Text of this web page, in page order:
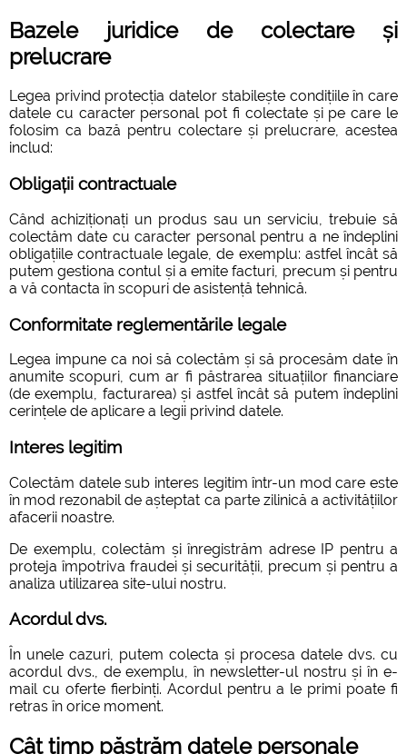
Bazele juridice de colectare și
prelucrare
Legea privind protecția datelor stabilește condițiile în care
datele cu caracter personal pot fi colectate și pe care le
folosim ca bază pentru colectare și prelucrare, acestea
includ:
Obligații contractuale
Când achiziționați un produs sau un serviciu, trebuie să
colectăm date cu caracter personal pentru a ne îndeplini
obligațiile contractuale legale, de exemplu: astfel încât să
putem gestiona contul și a emite facturi, precum și pentru
a vă contacta în scopuri de asistență tehnică.
Conformitate reglementările legale
Legea impune ca noi să colectăm și să procesăm date în
anumite scopuri, cum ar fi păstrarea situațiilor financiare
(de exemplu, facturarea) și astfel încât să putem îndeplini
cerințele de aplicare a legii privind datele.
Interes legitim
Colectăm datele sub interes legitim într-un mod care este
în mod rezonabil de așteptat ca parte zilinică a activitățiilor
afacerii noastre.
De exemplu, colectăm și înregistrăm adrese IP pentru a
proteja împotriva fraudei și securității, precum și pentru a
analiza utilizarea site-ului nostru.
Acordul dvs.
În unele cazuri, putem colecta și procesa datele dvs. cu
acordul dvs., de exemplu, în newsletter-ul nostru și în e-
mail cu oferte fierbinți. Acordul pentru a le primi poate fi
retras în orice moment.
Cât timp păstrăm datele personale